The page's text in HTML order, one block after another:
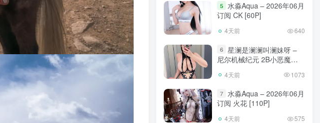
5 水淼Aqua – 2026年06月
订阅 CK [60P]
4天前 640
6 星澜是澜澜叫澜妹呀 –
尼尔机械纪元 2B小恶魔
4天前 1073
7
水淼Aqua – 2026年06月
订阅 火花 [110P]
4天前 575